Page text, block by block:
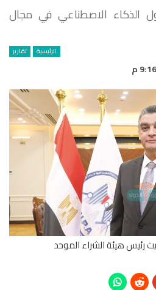
الذكاء الاصطناعي في مجال
الرئيسية تقارير
رئيس هيئة الشراء الموحد